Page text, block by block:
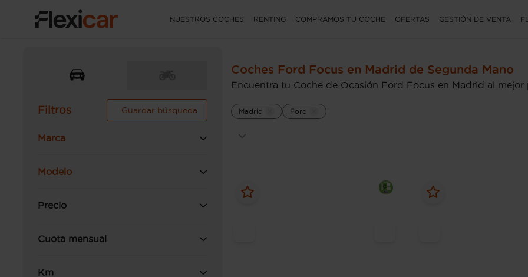
NUESTROS COCHES RENTING COMPRAMOS TU COCHE OFERTAS GESTIÓN DE VENTA
Filtros Guardar búsqueda
Marca
Modelo
Precio
Cuota mensual
Km
Coches Ford Focus en Madrid de Segunda Mano
Encuentra tu Coche de Ocasión Ford Focus en Madrid al mejor
Madrid Ford